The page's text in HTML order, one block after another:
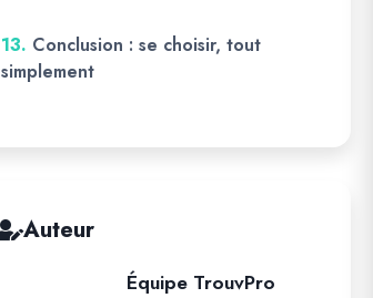
13. Conclusion : se choisir, tout
simplement
Auteur
Équipe TrouvPro